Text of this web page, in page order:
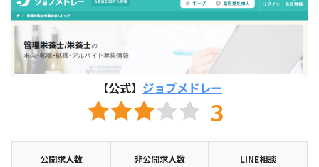
【公式】 ジョブメドレー
公開求人数 非公開求人数 LINE相談